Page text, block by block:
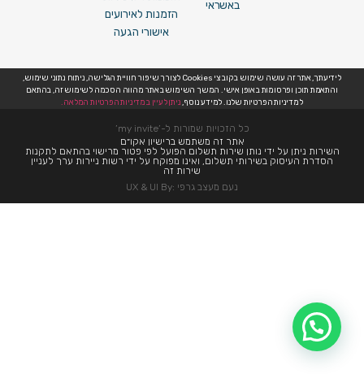
באשראי
הזמנות לאירועים
אישורי הגעה
לידיעתך, אתר זה עושה שימוש בקובצי Cookies לצורך שיפור חוויית הגלישה, ניתוח נתוני שימוש,
והתאמת תוכן ופרסומות באופן אישי. המשך השימוש באתר מהווה הסכמה לשימוש זה, בהתאם
למדיניות הפרטיות שלנו. למידע נוסף,ניתן לעיין במדיניות הפרטיות המלאה.
כל הזכויות שמורות ל-’my invite’
אתר זה משתמש ברישיון אקו״ם
השירות ניתן על ידי נותן שירות תשלום הפועל לפי פטור מרישוי בהתאם לתקנות
הסדרת העיסוק בשירותי תשלום, ואינו מפוקח על ידי רשות ניירות ערך לעניין
שירות זה
נעם מעצב גרפי :UX & UI By